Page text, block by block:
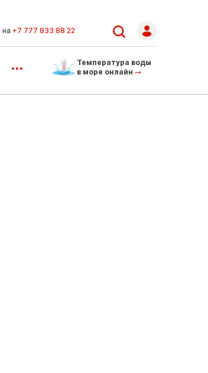
+7 777 833 88 22
...
Температура воды
в море онлайн